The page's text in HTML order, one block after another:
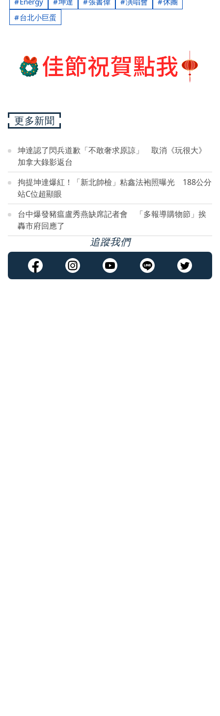
台北小巨蛋
更多新聞
坤達認了閃兵道歉「不敢奢求原諒」 取消《玩很大》
加拿大錄影返台
拘提坤達爆紅！「新北帥檢」粘鑫法袍照曝光 188公分
站C位超顯眼
台中爆發豬瘟盧秀燕缺席記者會 「多報導購物節」挨
轟市府回應了
追蹤我們